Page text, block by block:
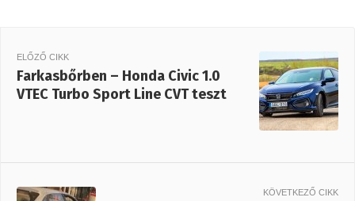
ELŐZŐ CIKK
Farkasbőrben – Honda Civic 1.0
VTEC Turbo Sport Line CVT teszt
KÖVETKEZŐ CIKK